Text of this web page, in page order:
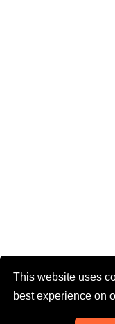
This website uses
best experience on